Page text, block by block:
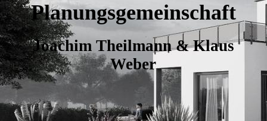
Planungsgemeinschaft
Joachim Theilmann & Klaus
Weber